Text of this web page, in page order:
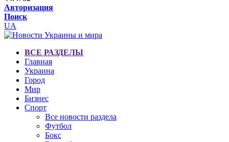
Авторизация
Поиск
UA
ВСЕ РАЗДЕЛЫ
Главная
Украина
Город
Мир
Бизнес
Спорт
Все новости раздела
Футбол
Бокс